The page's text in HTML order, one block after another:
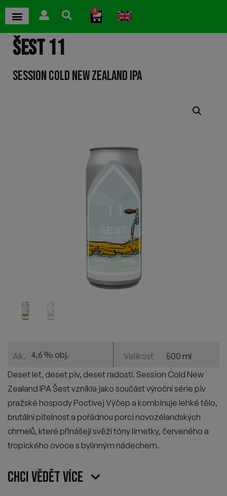
0
ŠEST 11
SESSION COLD NEW ZEALAND IPA
Alk. 4,6 % obj. Velikost
500 ml
Deset let, deset piv, deset radostí. Session Cold New
Zealand IPA Šest vznikla jako součást výroční série piv
pražské hospody Poctivej Výčep a kombinuje lehké tělo,
brutální pitelnost a pořádnou porci novozélandských
chmelů, které přinášejí svěží tóny limetky, červeného a
tropického ovoce s bylinným nádechem.
Chci vědět více